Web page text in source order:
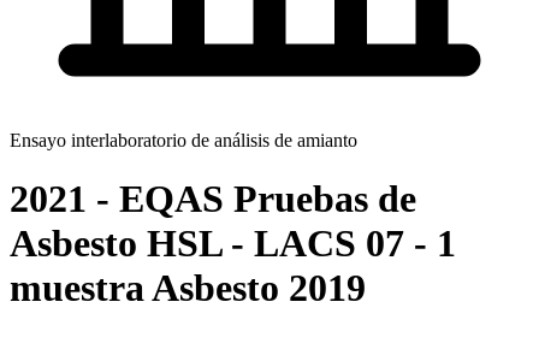
Ensayo interlaboratorio de análisis de amianto
2021 - EQAS Pruebas de
Asbesto HSL - LACS 07 - 1
muestra Asbesto 2019